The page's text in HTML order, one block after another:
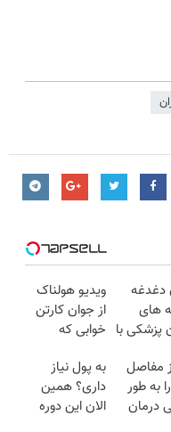
دغدغه
های
پزشکی با
خانگی
ویدیو هولناک
از جوان کارتن
خوابی که
آموزش رایگان
مفاصل
به طور
درمان
به پول نیاز
داری؟ همین
الان این دوره